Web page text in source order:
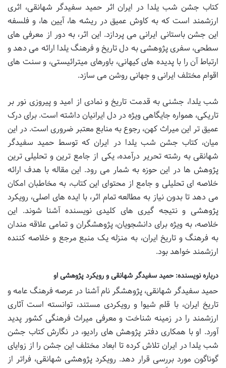
کتاب جشن شب یلدا در ایران اثر حمید سفیدگر شهانقی، اثری
ارزشمند است که به کاوش عمیق در ریشه ها، آیین ها، و فلسفه
این جشن باستانی ایرانی می پردازد. این اثر، به دور از معرفی های
سطحی، سفری پژوهشی به دل تاریخ و فرهنگ یلدا ارائه می دهد و
ارتباط آن را با پدیده های کیهانی، باورهای میترائیستی، و سنت های
اقوام مختلف ایرانی و جهانی روشن می سازد.
شب یلدا، جشنی به قدمت تاریخ و نمادی از امید و پیروزی نور بر
تاریکی، همواره جایگاهی ویژه در دل ایرانیان داشته است. برای درک
عمیق تر این میراث کهن، رجوع به منابع معتبر ضروری است. در این
میان، کتاب جشن شب یلدا در ایران که توسط حمید سفیدگر
شهانقی به رشته تحریر درآمده، یکی از جامع ترین و تحلیلی ترین
پژوهش ها در این حوزه به شمار می رود. این مقاله با هدف ارائه
خلاصه ای تحلیلی و جامع از محتوای این کتاب، به مخاطبان امکان
می دهد تا بدون نیاز به مطالعه تمام اثر، با ایده های اصلی، رویکرد
پژوهشی و نتیجه گیری های کلیدی نویسنده آشنا شوند. این
خلاصه، به ویژه برای دانشجویان، پژوهشگران و تمامی علاقه مندان
به فرهنگ و تاریخ ایران، به منزله یک منبع مرجع و خلاصه کننده
ارزشمند خواهد بود.
درباره نویسنده: حمید سفیدگر شهانقی و رویکرد پژوهشی او
حمید سفیدگر شهانقی، پژوهشگر نام آشنا در عرصه فرهنگ عامه و
تاریخ ایران، با قلم شیوا و رویکردی مستند، توانسته است آثاری
ارزشمند را در زمینه شناخت و معرفی میراث فرهنگی کشور پدید
آورد. او با همکاری دفتر پژوهش های رادیو، در نگارش کتاب جشن
شب یلدا در ایران تلاش کرده تا ابعاد مختلف این جشن را از زوایای
گوناگون مورد بررسی قرار دهد. رویکرد پژوهشی شهانقی، فراتر از